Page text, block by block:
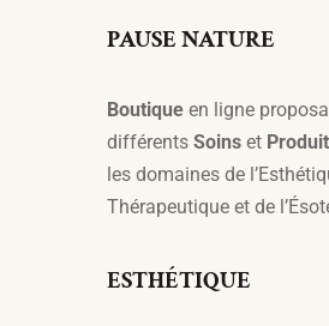
PAUSE NATURE
Boutique en ligne
différents Soins et
les domaines de
Thérapeutique et de
ESTHÉTIQUE